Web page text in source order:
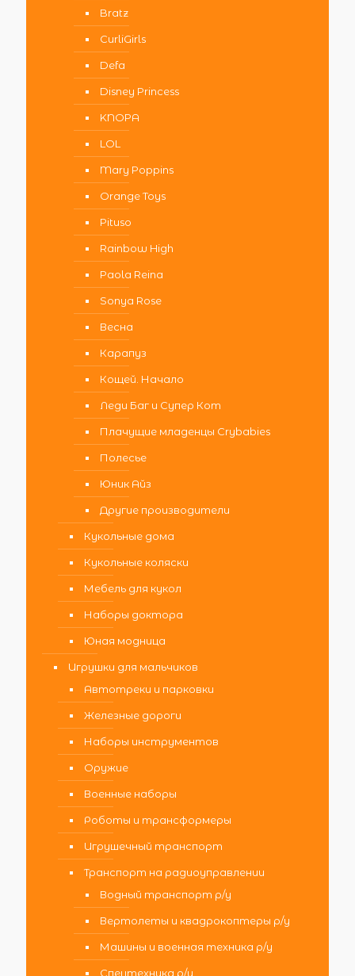
Bratz
CurliGirls
Defa
Disney Princess
KNOPA
LOL
Mary Poppins
Orange Toys
Pituso
Rainbow High
Paola Reina
Sonya Rose
Весна
Карапуз
Кощей. Начало
Леди Баг и Супер Кот
Плачущие младенцы Crybabies
Полесье
Юник Айз
Другие производители
Кукольные дома
Кукольные коляски
Мебель для кукол
Наборы доктора
Юная модница
Игрушки для мальчиков
Автотреки и парковки
Железные дороги
Наборы инструментов
Оружие
Военные наборы
Роботы и трансформеры
Игрушечный транспорт
Транспорт на радиоуправлении
Водный транспорт р/у
Вертолеты и квадрокоптеры р/у
Машины и военная техника р/у
Спецтехника р/у